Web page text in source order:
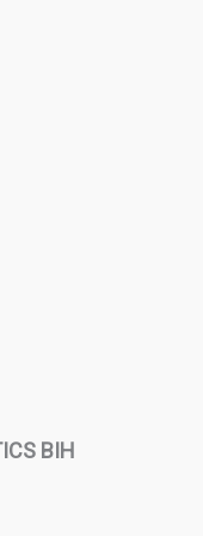
BIH